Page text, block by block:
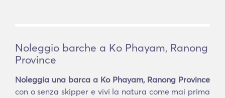
Noleggio barche a Ko Phayam, Ranong
Province
Noleggia una barca a Ko Phayam, Ranong Province
con o senza skipper e vivi la natura come mai prima